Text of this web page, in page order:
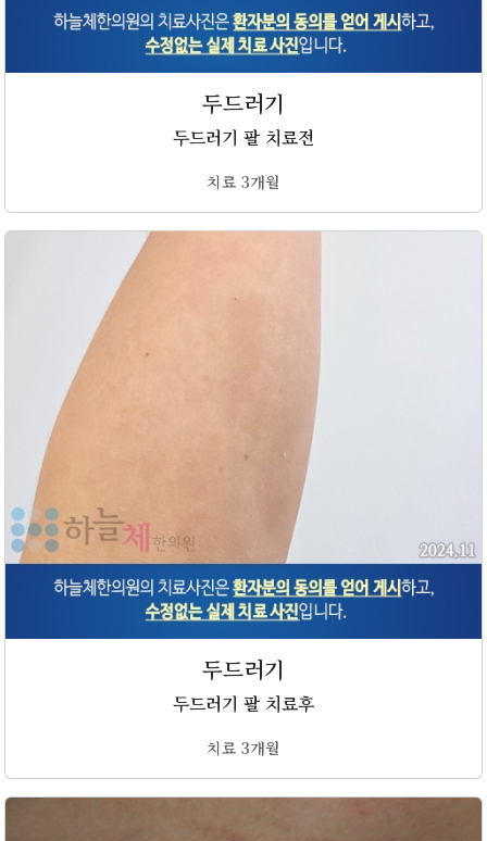
두드러기
두드러기 팔 치료전
치료 3개월
두드러기
두드러기 팔 치료후
치료 3개월